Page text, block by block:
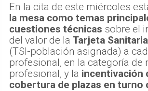
En la cita de este miércoles
la mesa como temas
cuestiones técnicas sobre el
del valor de la Tarjeta
(TSI-población asignada) a
profesional, en la categoría de
profesional, y la incentivación
cobertura de plazas en turno